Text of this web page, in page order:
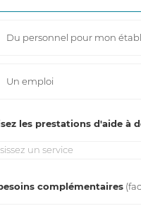
Du personnel pour mon
Un emploi
les prestations d'aide à
un service
complémentaires